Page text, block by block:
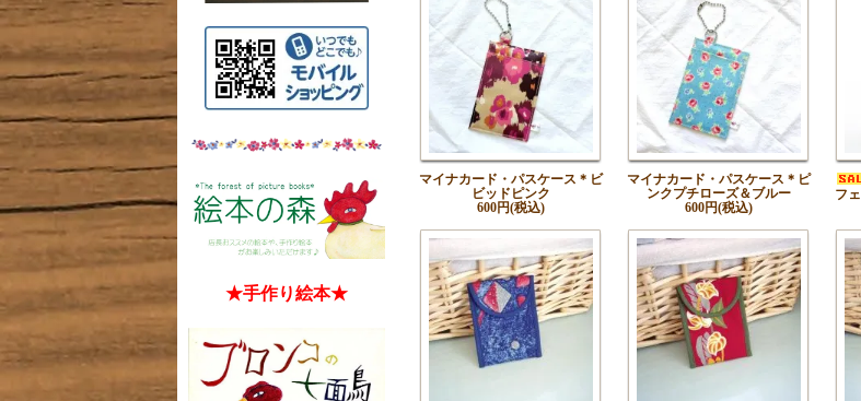
マイナカード・パスケース＊ビ
ビッドピンク
600円(税込)
マイナカード・パスケース＊ピ
ンクプチローズ＆ブルー
600円(税込)
フ
★手作り絵本★